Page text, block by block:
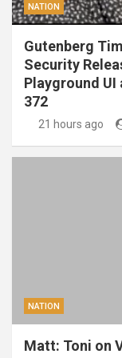
NATION
Gutenberg
Security
Playground
372
21 hours ago
NATION
Matt: Toni on